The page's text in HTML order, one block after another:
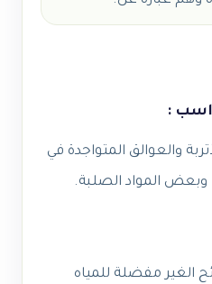
:
والعوالق المتواجدة في
وبعض المواد الصلبة.
الغير مفضلة للمياه